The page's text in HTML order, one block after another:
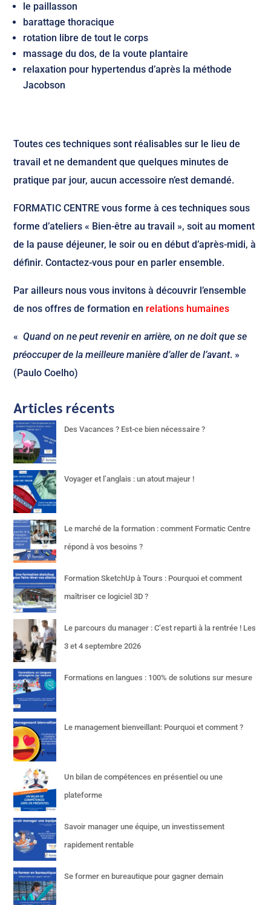
le paillasson
barattage thoracique
rotation libre de tout le corps
massage du dos, de la voute plantaire
relaxation pour hypertendus d’après la méthode
Jacobson
Toutes ces techniques sont réalisables sur le lieu de
travail et ne demandent que quelques minutes de
pratique par jour, aucun accessoire n’est demandé.
FORMATIC CENTRE vous forme à ces techniques sous
forme d’ateliers « Bien-être au travail », soit au moment
de la pause déjeuner, le soir ou en début d’après-midi, à
définir. Contactez-vous pour en parler ensemble.
Par ailleurs nous vous invitons à découvrir l’ensemble
de nos offres de formation en relations humaines
«Quand on ne peut revenir en arrière, on ne doit que se
préoccuper de la meilleure manière d’aller de l’avant. »
(Paulo Coelho)
Articles récents
Des Vacances ? Est-ce bien nécessaire ?
Voyager et l’anglais : un atout majeur !
Le marché de la formation : comment Formatic Centre
répond à vos besoins ?
Formation SketchUp à Tours : Pourquoi et comment
maîtriser ce logiciel 3D ?
Le parcours du manager : C’est reparti à la rentrée ! Les
3 et 4 septembre 2026
Formations en langues : 100% de solutions sur mesure
Le management bienveillant: Pourquoi et comment ?
Un bilan de compétences en présentiel ou une
plateforme
Savoir manager une équipe, un investissement
rapidement rentable
Se former en bureautique pour gagner demain